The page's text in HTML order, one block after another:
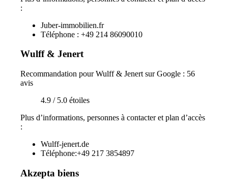
:
Juber-immobilien.fr
Téléphone : +49 214 86090010
Wulff & Jenert
Recommandation pour Wulff & Jenert sur Google : 56
avis
4.9 / 5.0 étoiles
Plus d’informations, personnes à contacter et plan d’accès
:
Wulff-jenert.de
Téléphone:+49 217 3854897
Akzepta biens